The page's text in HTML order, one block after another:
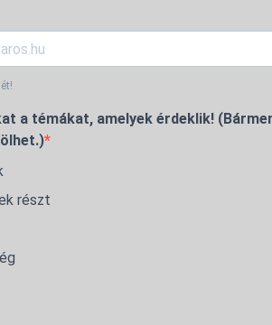
a témákat, amelyek érdeklik!
részt